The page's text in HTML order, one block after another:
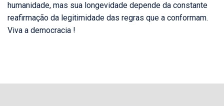
humanidade, mas sua longevidade depende da constante
reafirmação da legitimidade das regras que a conformam.
Viva a democracia !